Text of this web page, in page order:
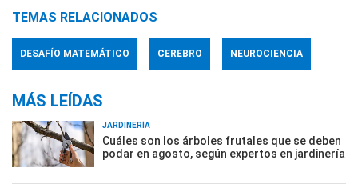
TEMAS RELACIONADOS
DESAFÍO MATEMÁTICO CEREBRO NEUROCIENCIA
MÁS LEÍDAS
JARDINERÍA
Cuáles son los árboles frutales que se deben
podar en agosto, según expertos en jardinería